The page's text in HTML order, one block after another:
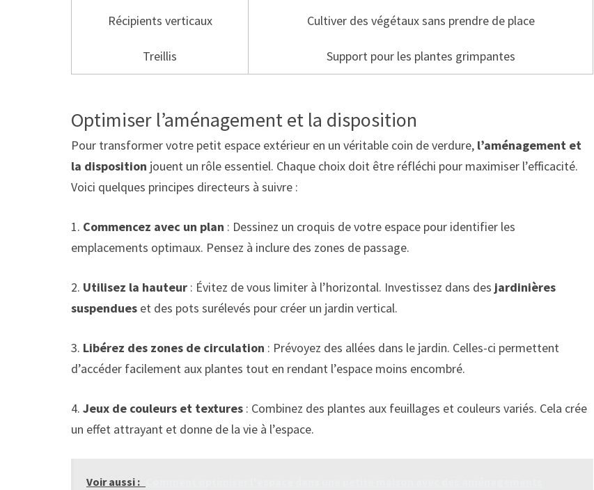
Récipients verticaux Cultiver des végétaux sans prendre de place
Treillis Support pour les plantes grimpantes
Optimiser l’aménagement et la disposition
Pour transformer votre petit espace extérieur en un véritable coin de verdure, l’aménagement et
la disposition jouent un rôle essentiel. Chaque choix doit être réfléchi pour maximiser l’efficacité.
Voici quelques principes directeurs à suivre :
1. Commencez avec un plan : Dessinez un croquis de votre espace pour identifier les
emplacements optimaux. Pensez à inclure des zones de passage.
2. Utilisez la hauteur : Évitez de vous limiter à l’horizontal. Investissez dans des jardinières
suspendues et des pots surélevés pour créer un jardin vertical.
3. Libérez des zones de circulation : Prévoyez des allées dans le jardin. Celles-ci permettent
d’accéder facilement aux plantes tout en rendant l’espace moins encombré.
4. Jeux de couleurs et textures : Combinez des plantes aux feuillages et couleurs variés. Cela crée
un effet attrayant et donne de la vie à l’espace.
Voir aussi :